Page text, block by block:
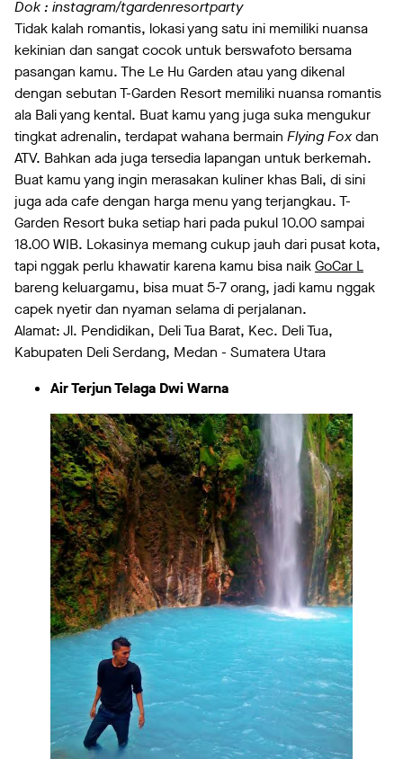
Dok : instagram/tgardenresortparty
Tidak kalah romantis, lokasi yang satu ini memiliki nuansa
kekinian dan sangat cocok untuk berswafoto bersama
pasangan kamu. The Le Hu Garden atau yang dikenal
dengan sebutan T-Garden Resort memiliki nuansa romantis
ala Bali yang kental. Buat kamu yang juga suka mengukur
tingkat adrenalin, terdapat wahana bermain Flying Foxdan
ATV. Bahkan ada juga tersedia lapangan untuk berkemah.
Buat kamu yang ingin merasakan kuliner khas Bali, di sini
juga ada cafe dengan harga menu yang terjangkau. T-
Garden Resort buka setiap hari pada pukul 10.00 sampai
18.00 WIB. Lokasinya memang cukup jauh dari pusat kota,
tapi nggak perlu khawatir karena kamu bisa naikGoCar L
bareng keluargamu, bisa muat 5-7 orang, jadi kamu nggak
capek nyetir dan nyaman selama di perjalanan.
Alamat: Jl. Pendidikan, Deli Tua Barat, Kec. Deli Tua,
Kabupaten Deli Serdang, Medan - Sumatera Utara
Air Terjun Telaga Dwi Warna